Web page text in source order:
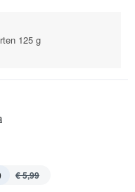
125 g
€ 5,99